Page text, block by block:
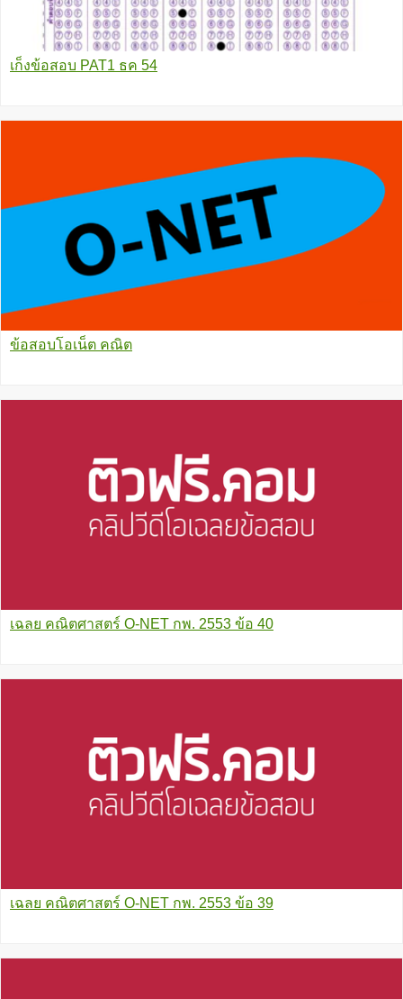
เก็งข้อสอบ PAT1 ธค 54
ข้อสอบโอเน็ต คณิต
เฉลย คณิตศาสตร์ O-NET กพ. 2553 ข้อ 40
เฉลย คณิตศาสตร์ O-NET กพ. 2553 ข้อ 39